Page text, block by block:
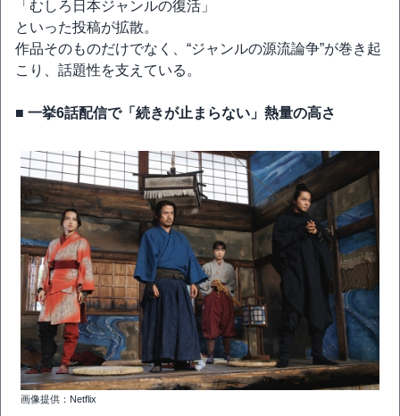
「むしろ日本ジャンルの復活」
といった投稿が拡散。
作品そのものだけでなく、“ジャンルの源流論争”が巻き起
こり、話題性を支えている。
■ 一挙6話配信で「続きが止まらない」熱量の高さ
画像提供：Netflix